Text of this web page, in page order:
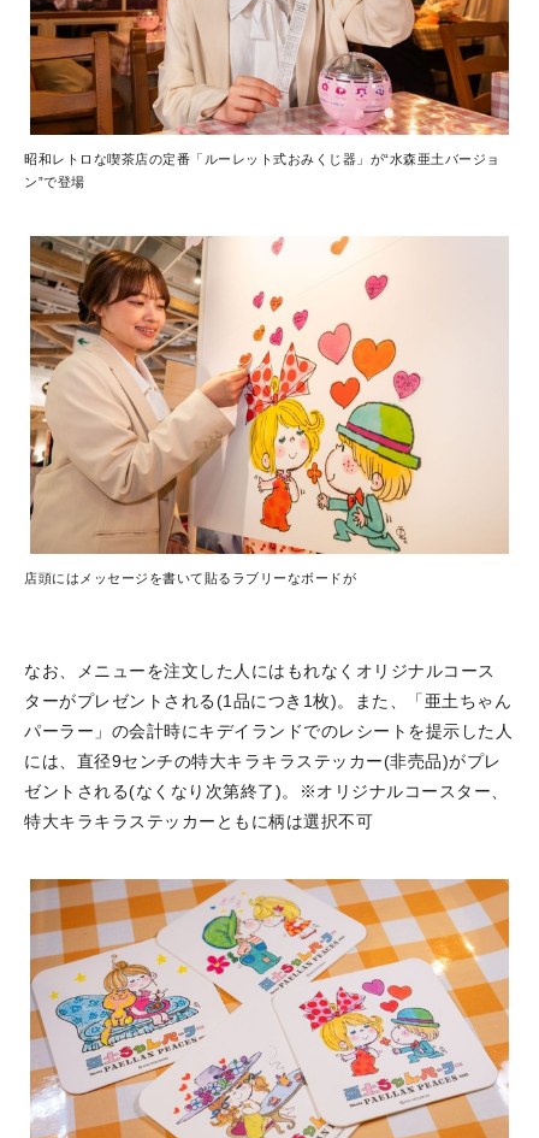
昭和レトロな喫茶店の定番「ルーレット式おみくじ器」が“水森亜土バージョ
ン”で登場
店頭にはメッセージを書いて貼るラブリーなボードが
なお、メニューを注文した人にはもれなくオリジナルコース
ターがプレゼントされる(1品につき1枚)。また、「亜土ちゃん
パーラー」の会計時にキデイランドでのレシートを提示した人
には、直径9センチの特大キラキラステッカー(非売品)がプレ
ゼントされる(なくなり次第終了)。※オリジナルコースター、
特大キラキラステッカーともに柄は選択不可